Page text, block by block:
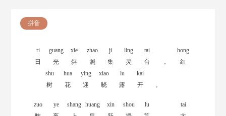
拼音
ri
日
guang
光
xie
斜
zhao
照
ji
集
ling
灵
tai
台
，
hong
红
shu
树
hua
花
ying
迎
xiao
晓
lu
露
kai
开
。
zuo
ye
shang huang
xin
shou
lu
tai